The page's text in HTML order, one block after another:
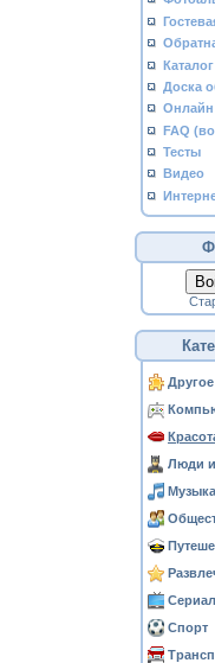
Доска
FAQ
Тесты
Видео
Другое
Люди
Музыка
Спорт